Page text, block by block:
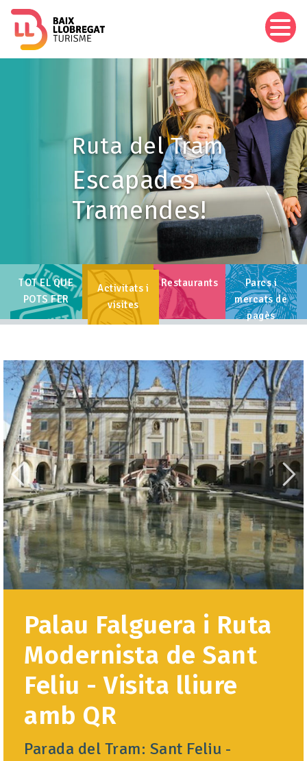
Ruta del Tram
Escapades
Tramendes!
TOT EL QUE
POTS FER
Activitats i
visites
Restaurants
Parcs i
mercats de
pagès
Palau Falguera i Ruta
Modernista de Sant
Feliu - Visita lliure
amb QR
Parada del Tram: Sant Feliu -